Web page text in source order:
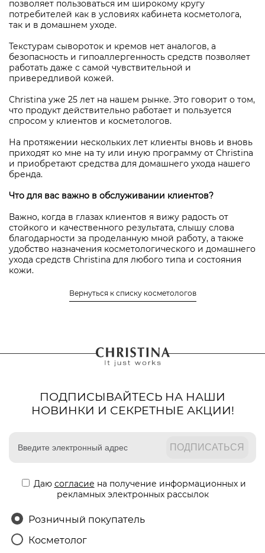
позволяет пользоваться им широкому кругу
потребителей как в условиях кабинета косметолога,
так и в домашнем уходе.
Текстурам сывороток и кремов нет аналогов, а
безопасность и гипоаллергенность средств позволяет
работать даже с самой чувствительной и
привередливой кожей.
Christina уже 25 лет на нашем рынке. Это говорит о том,
что продукт действительно работает и пользуется
спросом у клиентов и косметологов.
На протяжении нескольких лет клиенты вновь и вновь
приходят ко мне на ту или иную программу от Christina
и приобретают средства для домашнего ухода нашего
бренда.
Что для вас важно в обслуживании клиентов?
Важно, когда в глазах клиентов я вижу радость от
стойкого и качественного результата, слышу слова
благодарности за проделанную мной работу, а также
удобство назначения косметологического и домашнего
ухода средств Christina для любого типа и состояния
кожи.
Олеговна КоренкинаВернуться к списку косметологов
ПОДПИСЫВАЙТЕСЬ НА НАШИ
НОВИНКИ И СЕКРЕТНЫЕ АКЦИИ!
Даю согласие на получение информационных и
рекламных электронных рассылок
Розничный покупатель
Косметолог